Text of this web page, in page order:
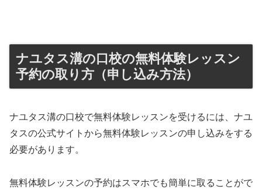
ナユタス溝の口校の無料体験レッスン
予約の取り方（申し込み方法）
ナユタス溝の口校で無料体験レッスンを受けるには、ナユ
タスの公式サイトから無料体験レッスンの申し込みをする
必要があります。
無料体験レッスンの予約はスマホでも簡単に取ることがで